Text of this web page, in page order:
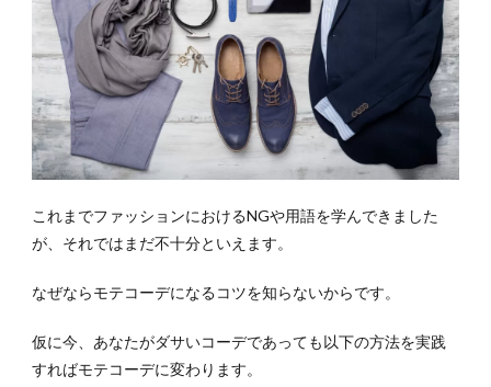
これまでファッションにおけるNGや用語を学んできました
が、それではまだ不十分といえます。
なぜならモテコーデになるコツを知らないからです。
仮に今、あなたがダサいコーデであっても以下の方法を実践
すればモテコーデに変わります。